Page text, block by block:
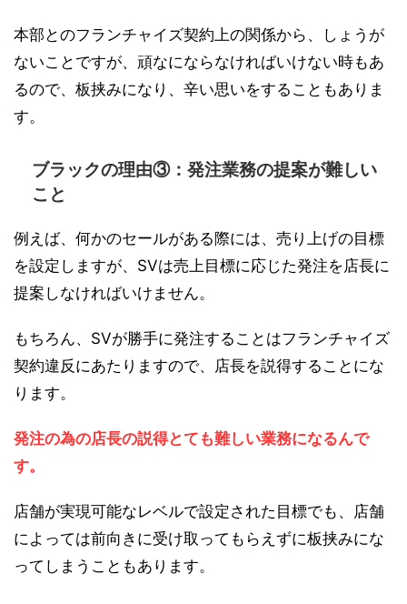
本部とのフランチャイズ契約上の関係から、しょうが
ないことですが、頑なにならなければいけない時もあ
るので、板挟みになり、辛い思いをすることもありま
す。
ブラックの理由③：発注業務の提案が難しい
こと
例えば、何かのセールがある際には、売り上げの目標
を設定しますが、SVは売上目標に応じた発注を店長に
提案しなければいけません。
もちろん、SVが勝手に発注することはフランチャイズ
契約違反にあたりますので、店長を説得することにな
ります。
発注の為の店長の説得とても難しい業務になるんで
す。
店舗が実現可能なレベルで設定された目標でも、店舗
によっては前向きに受け取ってもらえずに板挟みにな
ってしまうこともあります。